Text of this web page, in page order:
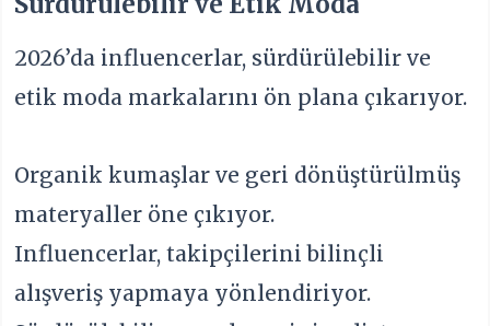
2026’da influencerlar, sürdürülebilir ve
etik moda markalarını ön plana çıkarıyor.
Organik kumaşlar ve geri dönüştürülmüş
materyaller öne çıkıyor.
Influencerlar, takipçilerini bilinçli
alışveriş yapmaya yönlendiriyor.